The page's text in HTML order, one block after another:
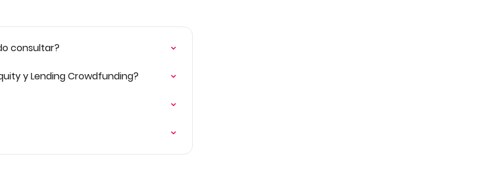
consultar?
y Lending Crowdfunding?